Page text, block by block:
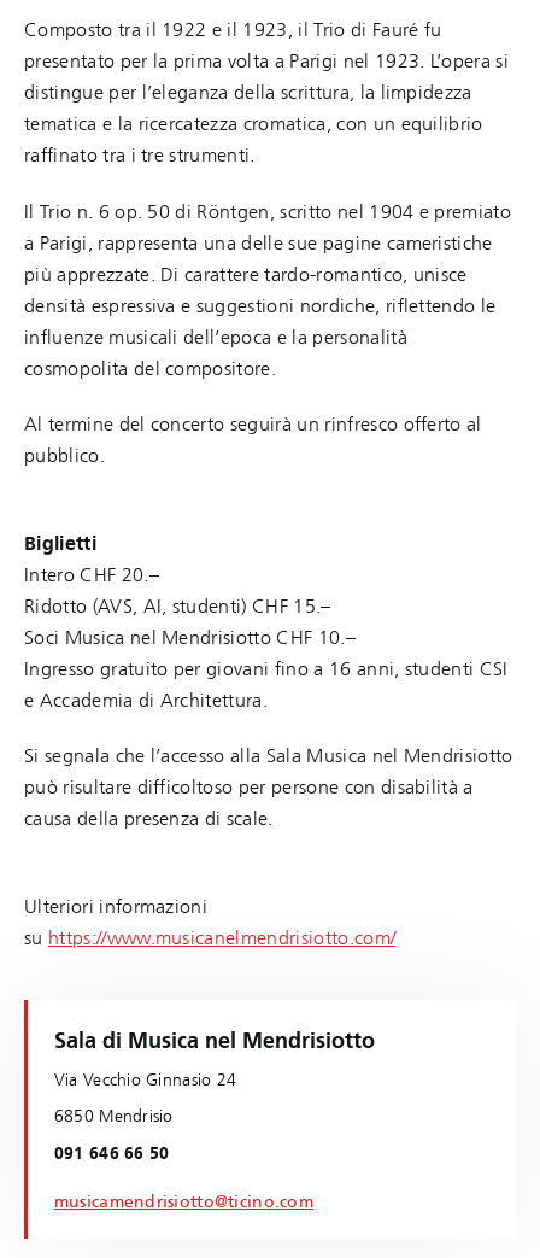
Composto tra il 1922 e il 1923, il Trio di Fauré fu
presentato per la prima volta a Parigi nel 1923. L’opera si
distingue per l’eleganza della scrittura, la limpidezza
tematica e la ricercatezza cromatica, con un equilibrio
raffinato tra i tre strumenti.
Il Trio n. 6 op. 50 di Röntgen, scritto nel 1904 e premiato
a Parigi, rappresenta una delle sue pagine cameristiche
più apprezzate. Di carattere tardo-romantico, unisce
densità espressiva e suggestioni nordiche, riflettendo le
influenze musicali dell’epoca e la personalità
cosmopolita del compositore.
Al termine del concerto seguirà un rinfresco offerto al
pubblico.
Biglietti
Intero CHF 20.–
Ridotto (AVS, AI, studenti) CHF 15.–
Soci Musica nel Mendrisiotto CHF 10.–
Ingresso gratuito per giovani fino a 16 anni, studenti CSI
e Accademia di Architettura.
Si segnala che l’accesso alla Sala Musica nel Mendrisiotto
può risultare difficoltoso per persone con disabilità a
causa della presenza di scale.
Ulteriori informazioni
su https://www.musicanelmendrisiotto.com/
Sala di Musica nel Mendrisiotto
Via Vecchio Ginnasio 24
6850 Mendrisio
091 646 66 50
musicamendrisiotto@ticino.com